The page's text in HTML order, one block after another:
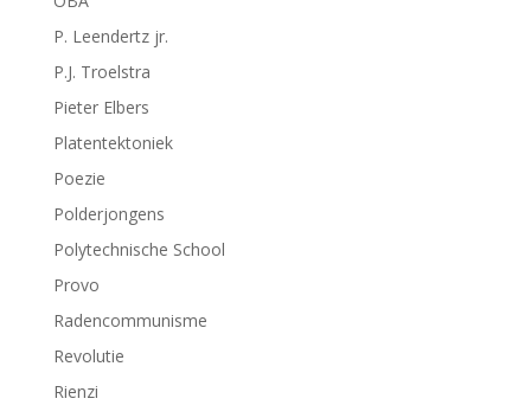
P. Leendertz jr.
P.J. Troelstra
Pieter Elbers
Platentektoniek
Poezie
Polderjongens
Polytechnische School
Provo
Radencommunisme
Revolutie
Rienzi